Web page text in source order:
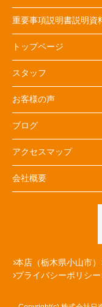
重要事項説明書説明資
トップページ
スタッフ
お客様の声
ブログ
アクセスマップ
会社概要
本店（栃木県小山市）
プライバシーポリシー